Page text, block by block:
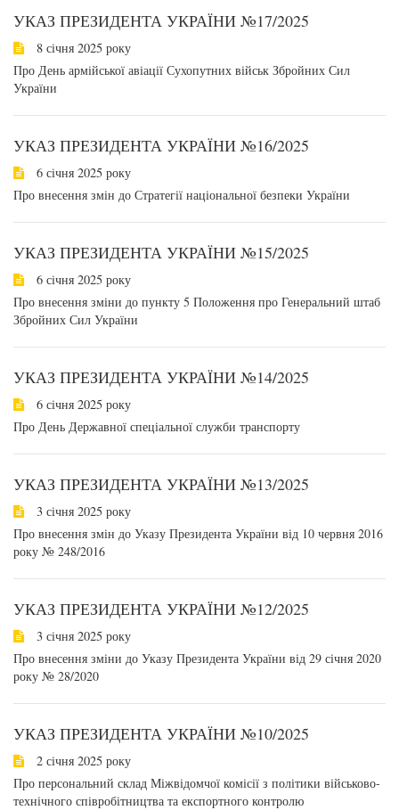
УКАЗ ПРЕЗИДЕНТА УКРАЇНИ №17/2025
8 січня 2025 року
Про День армійської авіації Сухопутних військ Збройних Сил
України
УКАЗ ПРЕЗИДЕНТА УКРАЇНИ №16/2025
6 січня 2025 року
Про внесення змін до Стратегії національної безпеки України
УКАЗ ПРЕЗИДЕНТА УКРАЇНИ №15/2025
6 січня 2025 року
Про внесення зміни до пункту 5 Положення про Генеральний штаб
Збройних Сил України
УКАЗ ПРЕЗИДЕНТА УКРАЇНИ №14/2025
6 січня 2025 року
Про День Державної спеціальної служби транспорту
УКАЗ ПРЕЗИДЕНТА УКРАЇНИ №13/2025
3 січня 2025 року
Про внесення змін до Указу Президента України від 10 червня 2016
року № 248/2016
УКАЗ ПРЕЗИДЕНТА УКРАЇНИ №12/2025
3 січня 2025 року
Про внесення зміни до Указу Президента України від 29 січня 2020
року № 28/2020
УКАЗ ПРЕЗИДЕНТА УКРАЇНИ №10/2025
2 січня 2025 року
Про персональний склад Міжвідомчої комісії з політики військово-
технічного співробітництва та експортного контролю